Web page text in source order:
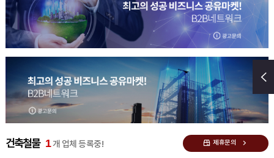
건축철물 1개 업체 등록중! 제휴문의